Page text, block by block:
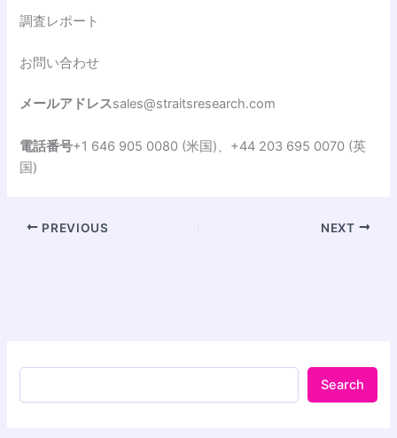
調査レポート
お問い合わせ
メールアドレスsales@straitsresearch.com
電話番号+1 646 905 0080 (米国)、+44 203 695 0070 (英
国)
PREVIOUS NEXT
Search